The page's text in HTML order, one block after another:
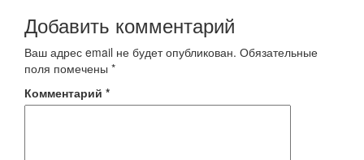
Добавить комментарий
Ваш адрес email не будет опубликован. Обязательные
поля помечены *
Комментарий *